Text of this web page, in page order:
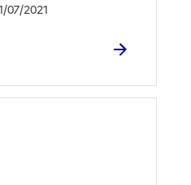
07/2021